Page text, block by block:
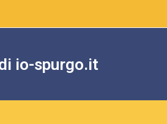
io-spurgo.it